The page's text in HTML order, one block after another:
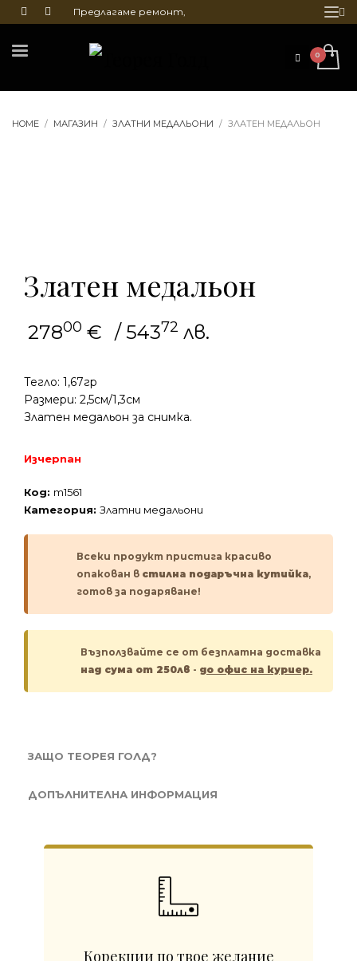
Предлагаме ремонт,
на бижута
HOME МАГАЗИН ЗЛАТНИ МЕДАЛЬОНИ ЗЛАТЕН МЕДАЛЬОН
Златен медальон
27800 € / 54372 лв.
Тегло: 1,67гр
Размери: 2,5см/1,3см
Златен медальон за снимка.
Изчерпан
Код: m1561
Категория: Златни медальони
Всеки продукт пристига красиво
опакован в стилна подаръчна кутийка,
готов за подаряване!
Възползвайте се от безплатна доставка
над сума от 250лв - до офис на куриер.
ЗАЩО ТЕОРЕЯ ГОЛД?
ДОПЪЛНИТЕЛНА ИНФОРМАЦИЯ
Корекции по твое желание